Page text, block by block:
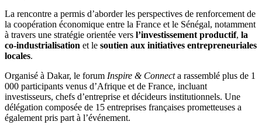
La rencontre a permis d’aborder les perspectives de renforcement de
la coopération économique entre la France et le Sénégal, notamment
à travers une stratégie orientée vers l’investissement productif, la
co-industrialisation et le soutien aux initiatives entrepreneuriales
locales.
Organisé à Dakar, le forum Inspire & Connecta rassemblé plus de 1
000 participants venus d’Afrique et de France, incluant
investisseurs, chefs d’entreprise et décideurs institutionnels. Une
délégation composée de 15 entreprises françaises prometteuses a
également pris part à l’événement.